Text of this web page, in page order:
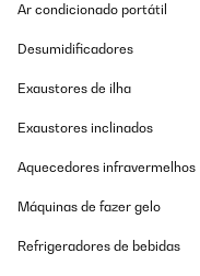
Ar condicionado portátil
Desumidificadores
Exaustores de ilha
Exaustores inclinados
Aquecedores infravermelhos
Máquinas de fazer gelo
Refrigeradores de bebidas